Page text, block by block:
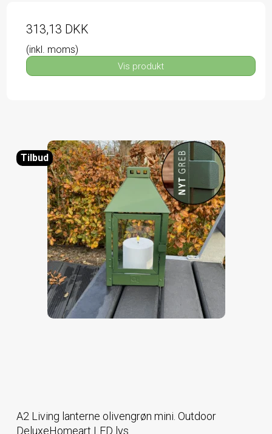
313,13 DKK
(inkl. moms)
Vis produkt
Tilbud
A2 Living lanterne olivengrøn mini. Outdoor
DeluxeHomeart LED lys